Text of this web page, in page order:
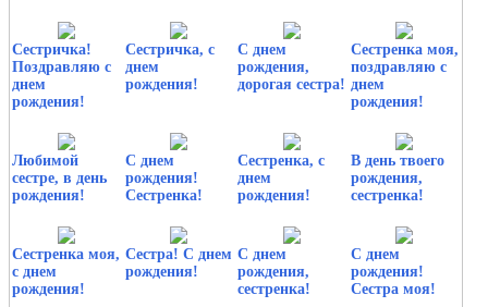
Сестричка!
Поздравляю с
днем
рождения!
Сестричка, с
днем
рождения!
С днем
рождения,
дорогая сестра!
Сестренка моя,
поздравляю с
днем
рождения!
Любимой
сестре, в день
рождения!
С днем
рождения!
Сестренка!
Сестренка, с
днем
рождения!
В день твоего
рождения,
сестренка!
Сестренка моя,
с днем
рождения!
Сестра! С днем
рождения!
С днем
рождения,
сестренка!
С днем
рождения!
Сестра моя!